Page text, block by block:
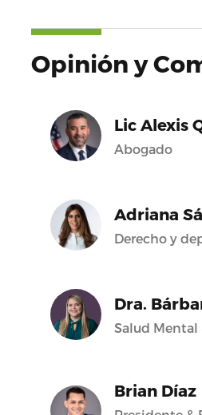
Opinión y
Lic Alexis
Abogado
Adriana
Derecho y
Dra.
Salud Mental
Brian Díaz